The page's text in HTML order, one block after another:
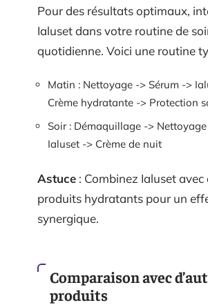
Pour des résultats optimaux,
Ialuset dans votre routine de
quotidienne. Voici une routine
Matin : Nettoyage -> Sérum ->
Crème hydratante -> Protection
Soir : Démaquillage ->
Ialuset -> Crème de nuit
Astuce : Combinez Ialuset avec
produits hydratants pour un
synergique.
Comparaison avec
produits